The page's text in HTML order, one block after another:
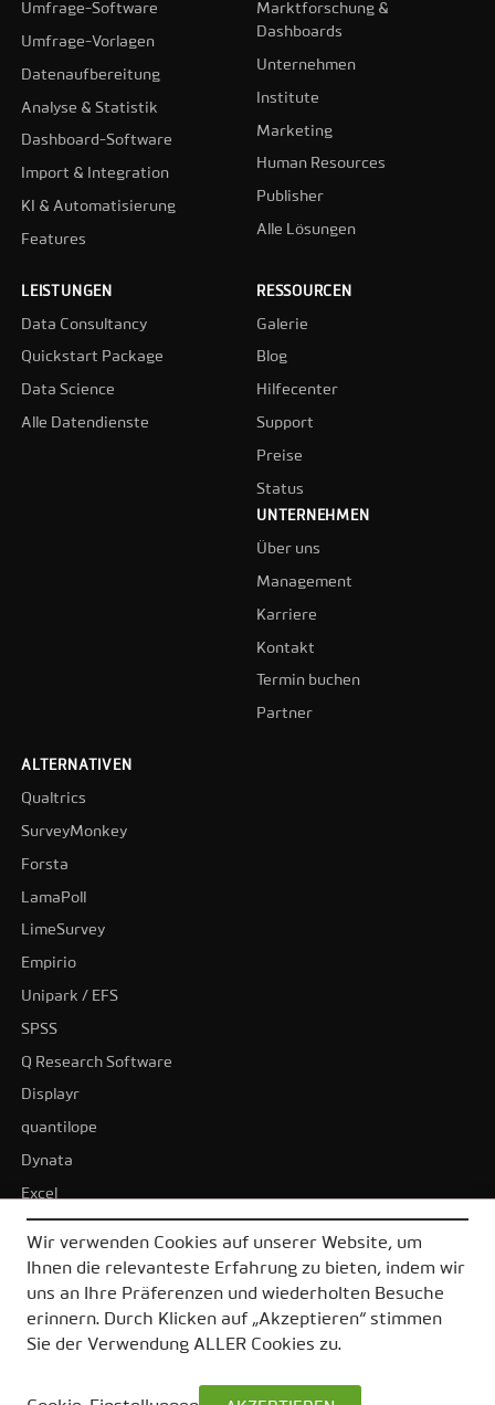
Umfrage-Software
Umfrage-Vorlagen
Datenaufbereitung
Analyse & Statistik
Dashboard-Software
Import & Integration
KI & Automatisierung
Features
Marktforschung &
Dashboards
Unternehmen
Institute
Marketing
Human Resources
Publisher
Alle Lösungen
LEISTUNGEN
Data Consultancy
Quickstart Package
Data Science
Alle Datendienste
RESSOURCEN
Galerie
Blog
Hilfecenter
Support
Preise
Status
UNTERNEHMEN
Über uns
Management
Karriere
Kontakt
Termin buchen
Partner
ALTERNATIVEN
Qualtrics
SurveyMonkey
Forsta
LamaPoll
LimeSurvey
Empirio
Unipark / EFS
SPSS
Q Research Software
Displayr
quantilope
Dynata
Excel
Tableau
Power BI
Alle Alternativen
Wir verwenden Cookies auf unserer Website, um
Ihnen die relevanteste Erfahrung zu bieten, indem wir
uns an Ihre Präferenzen und wiederholten Besuche
erinnern. Durch Klicken auf „Akzeptieren“ stimmen
Sie der Verwendung ALLER Cookies zu.